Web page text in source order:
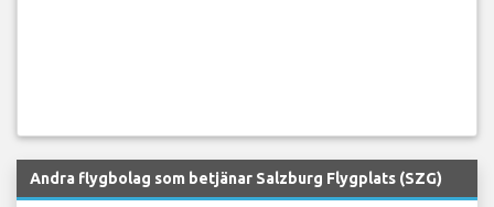
Andra flygbolag som betjänar Salzburg Flygplats (SZG)